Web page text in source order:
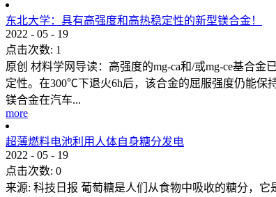
东北大学：具有高强度和高热稳定性的新型镁合金！
2022 - 05 - 19
点击次数: 1
原创 材料学网导读：高强度的mg-ca和/或mg-ce基合
定性。在300℃下退火6h后，该合金的屈服强度仍能保
镁合金在汽车...
more
超薄燃料电池利用人体自身糖分发电
2022 - 05 - 19
点击次数: 0
来源: 科技日报 葡萄糖是人们从食物中吸收的糖分，